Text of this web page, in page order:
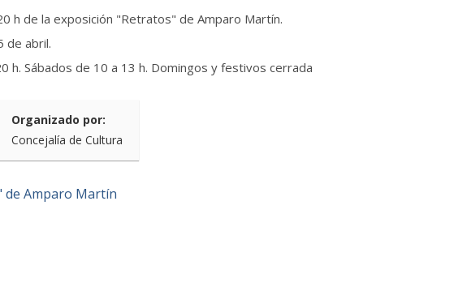
h de la exposición "Retratos" de Amparo Martín.
de abril.
h. Sábados de 10 a 13 h. Domingos y festivos cerrada
Organizado por:
Concejalía de Cultura
de Amparo Martín